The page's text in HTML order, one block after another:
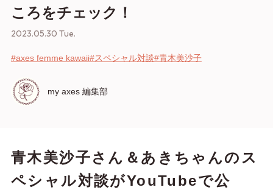
ころをチェック！
2023.05.30 Tue.
#axes femme kawaii#スペシャル対談#青木美沙子
my axes 編集部
青木美沙子さん＆あきちゃんのス
ペシャル対談がYouTubeで公